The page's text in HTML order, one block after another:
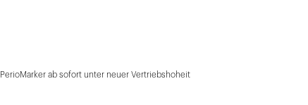
PerioMarker ab sofort unter neuer Vertriebshoheit